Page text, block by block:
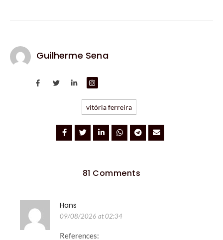
Guilherme Sena
vitória ferreira
81 Comments
Hans
09/08/2026 at 02:34
References: